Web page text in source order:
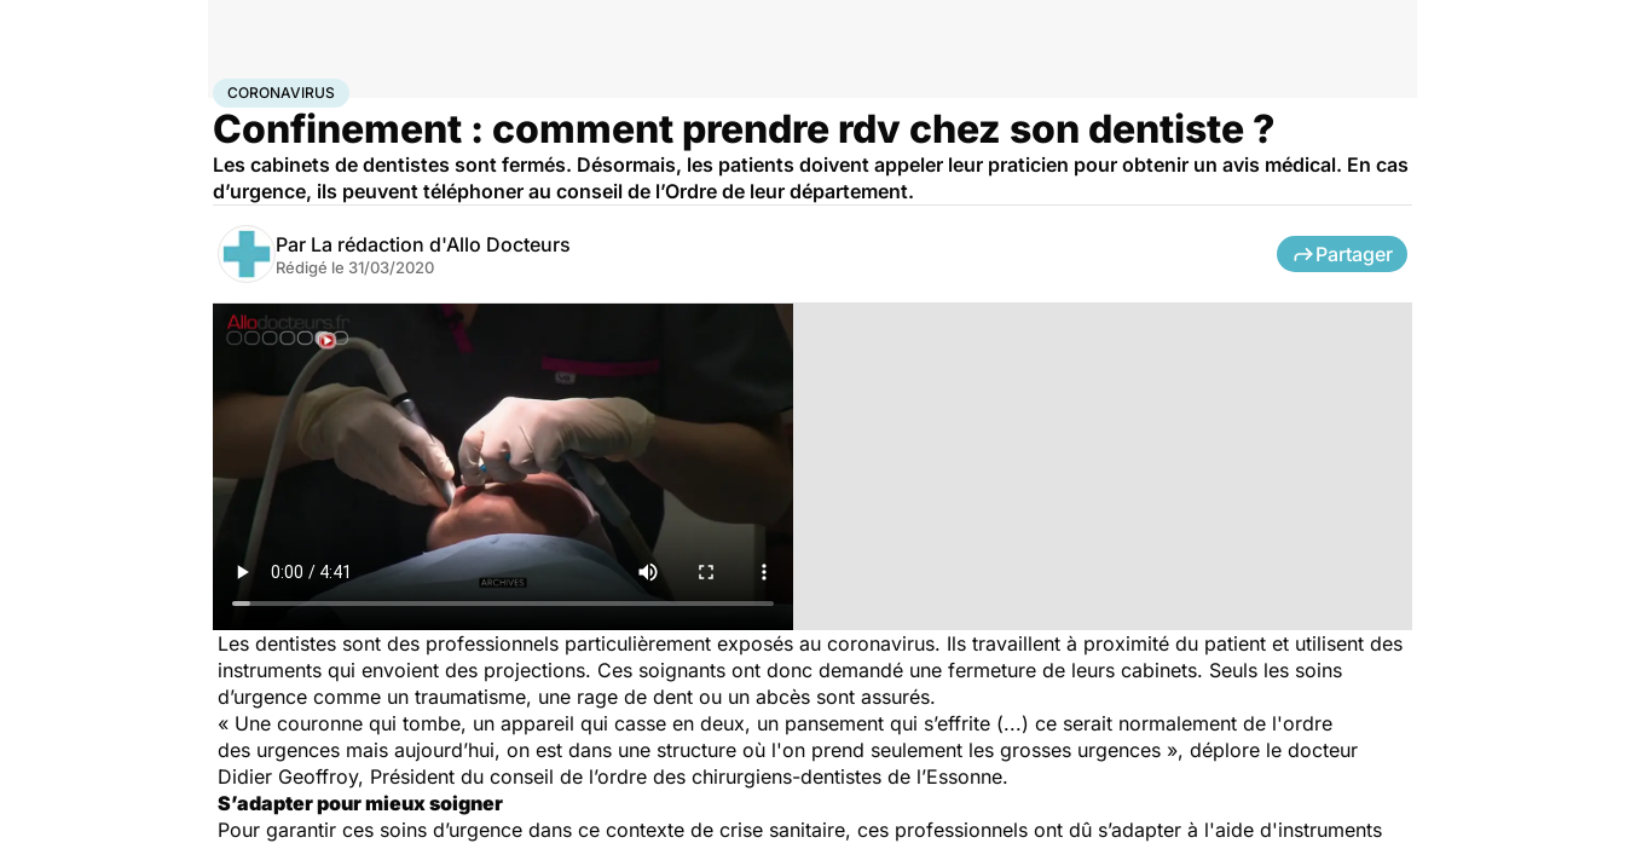
AccueilSantéMaladies
CORONAVIRUS
Confinement : comment prendre rdv chez son dentiste ?
Les cabinets de dentistes sont fermés. Désormais, les patients doivent appeler leur praticien pour obtenir un avis médical. En cas
d’urgence, ils peuvent téléphoner au conseil de l’Ordre de leur département.
Par La rédaction d'Allo Docteurs
Rédigé le 31/03/2020
Partager
Les dentistes sont des professionnels particulièrement exposés au coronavirus. Ils travaillent à proximité du patient et utilisent des
instruments qui envoient des projections. Ces soignants ont donc demandé une fermeture de leurs cabinets. Seuls les soins
d’urgence comme un traumatisme, une rage de dent ou un abcès sont assurés.
« Une couronne qui tombe, un appareil qui casse en deux, un pansement qui s’effrite (...) ce serait normalement de l'ordre
des urgences mais aujourd’hui, on est dans une structure où l'on prend seulement les grosses urgences », déplore le docteur
Didier Geoffroy, Président du conseil de l’ordre des chirurgiens-dentistes de l’Essonne.
S’adapter pour mieux soigner
Pour garantir ces soins d’urgence dans ce contexte de crise sanitaire, ces professionnels ont dû s’adapter à l'aide d'instruments